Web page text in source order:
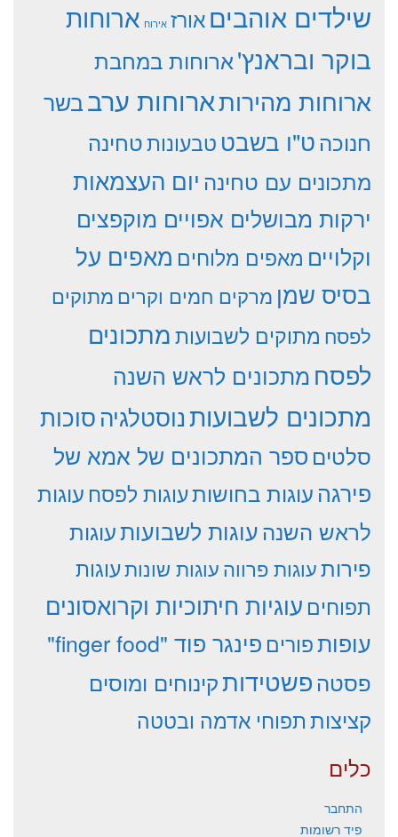
שילדים אוהביםאורז אירוח ארוחות
בוקר ובראנץ'ארוחות במחבת
ארוחות מהירותארוחות ערבבשר
חנוכהט"ו בשבט טבעונותטחינה
מתכונים עם טחינה יום העצמאות
ירקות מבושלים אפויים מוקפצים
וקלויים מאפים מלוחים מאפים על
בסיס שמן מרקים חמים וקריםמתוקים
לפסח מתוקים לשבועותמתכונים
לפסח מתכונים לראש השנה
מתכונים לשבועותנוסטלגיהסוכות
סלטים ספר המתכונים של אמא של
פירגהעוגות בחושותעוגות לפסח עוגות
לראש השנהעוגות לשבועותעוגות
פירותעוגות פרווהעוגות שונותעוגות
תפוחים עוגיות חיתוכיות וקרואסונים
עופותפורים פינגר פוד "finger food"
פסטהפשטידותקינוחים ומוסים
קציצותתפוחי אדמה ובטטה
כלים
התחבר
פיד רשומות